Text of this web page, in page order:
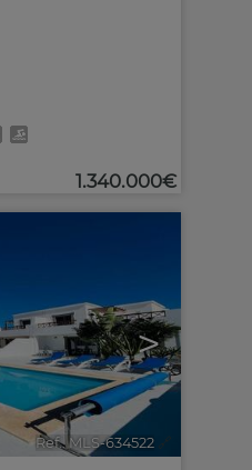
1.340.000€
>
Ref.. MLS-634522 🔗